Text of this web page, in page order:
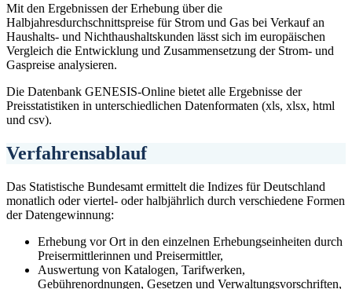
Mit den Ergebnissen der Erhebung über die
Halbjahresdurchschnittspreise für Strom und Gas bei Verkauf an
Haushalts- und Nichthaushaltskunden lässt sich im europäischen
Vergleich die Entwicklung und Zusammensetzung der Strom- und
Gaspreise analysieren.
Die Datenbank GENESIS-Online bietet alle Ergebnisse der
Preisstatistiken in unterschiedlichen Datenformaten (xls, xlsx, html
und csv).
Verfahrensablauf
Das Statistische Bundesamt ermittelt die Indizes für Deutschland
monatlich oder viertel- oder halbjährlich durch verschiedene Formen
der Datengewinnung:
Erhebung vor Ort in den einzelnen Erhebungseinheiten durch
Preisermittlerinnen und Preisermittler,
Auswertung von Katalogen, Tarifwerken,
Gebührenordnungen, Gesetzen und Verwaltungsvorschriften,